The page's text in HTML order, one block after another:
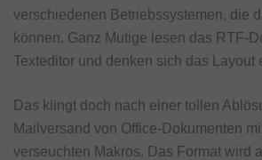
verschiedenen Betriebssystemen, die
können. Ganz Mutige lesen das RTF-
Texteditor und denken sich das Layout
Das klingt doch nach einer tollen
Mailversand von Office-Dokumenten
verseuchten Makros. Das Format wird